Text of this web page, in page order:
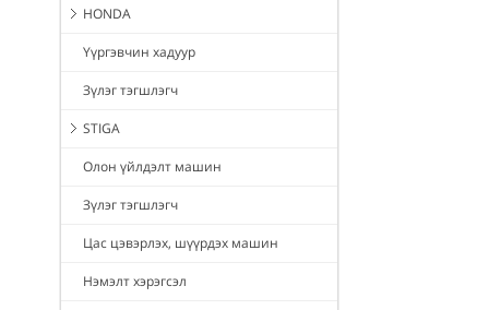
HONDA
Үүргэвчин хадуур
Зүлэг тэгшлэгч
STIGA
Олон үйлдэлт машин
Зүлэг тэгшлэгч
Цас цэвэрлэх, шүүрдэх машин
Нэмэлт хэрэгсэл